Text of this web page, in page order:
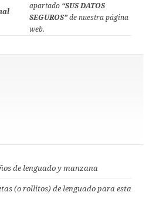
apartado “SUS DATOS
SEGUROS”de nuestra página
web.
de lenguado y manzana
(o rollitos) de lenguado para esta